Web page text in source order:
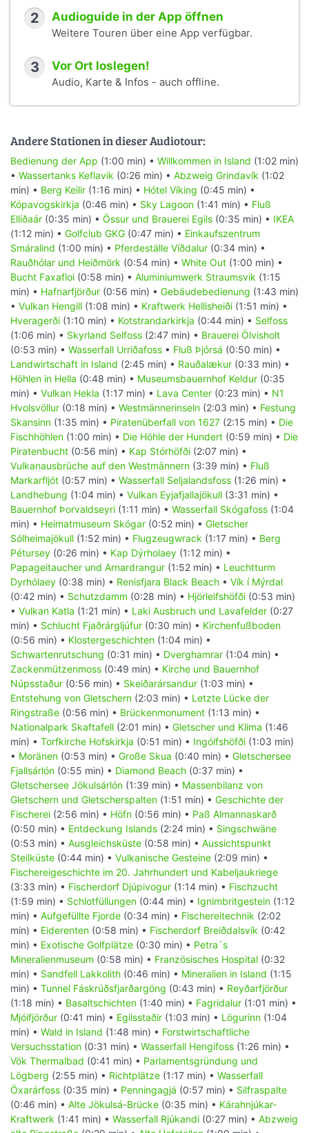
2 Audioguide in der App öffnen
Weitere Touren über eine App verfügbar.
3 Vor Ort loslegen!
Audio, Karte & Infos - auch offline.
Andere Stationen in dieser Audiotour:
Bedienung der App (1:00 min) • Willkommen in Island (1:02 min)
• Wassertanks Keflavik (0:26 min) • Abzweig Grindavík (1:02
min) • Berg Keilir (1:16 min) • Hótel Víking (0:45 min) •
Kópavogskirkja (0:46 min) • Sky Lagoon (1:41 min) • Fluß
Elliðaár (0:35 min) • Össur und Brauerei Egils (0:35 min) • IKEA
(1:12 min) • Golfclub GKG (0:47 min) • Einkaufszentrum
Smáralind (1:00 min) • Pferdeställe Víðdalur (0:34 min) •
Rauðhólar und Heiðmörk (0:54 min) • White Out (1:00 min) •
Bucht Faxafloi (0:58 min) • Aluminiumwerk Straumsvik (1:15
min) • Hafnarfjörður (0:56 min) • Gebäudebedienung (1:43 min)
• Vulkan Hengill (1:08 min) • Kraftwerk Hellisheiði (1:51 min) •
Hveragerði (1:10 min) • Kotstrandarkirkja (0:44 min) • Selfoss
(1:06 min) • Skyrland Selfoss (2:47 min) • Brauerei Ölvisholt
(0:53 min) • Wasserfall Urriðafoss • Fluß Þjórsá (0:50 min) •
Landwirtschaft in Island (2:45 min) • Rauðalækur (0:33 min) •
Höhlen in Hella (0:48 min) • Museumsbauernhof Keldur (0:35
min) • Vulkan Hekla (1:17 min) • Lava Center (0:23 min) • N1
Hvolsvöllur (0:18 min) • Westmännerinseln (2:03 min) • Festung
Skansinn (1:35 min) • Piratenüberfall von 1627 (2:15 min) • Die
Fischhöhlen (1:00 min) • Die Höhle der Hundert (0:59 min) • Die
Piratenbucht (0:56 min) • Kap Stórhöfði (2:07 min) •
Vulkanausbrüche auf den Westmännern (3:39 min) • Fluß
Markarfljót (0:57 min) • Wasserfall Seljalandsfoss (1:26 min) •
Landhebung (1:04 min) • Vulkan Eyjafjallajökull (3:31 min) •
Bauernhof Þorvaldseyri (1:11 min) • Wasserfall Skógafoss (1:04
min) • Heimatmuseum Skógar (0:52 min) • Gletscher
Sólheimajökull (1:52 min) • Flugzeugwrack (1:17 min) • Berg
Pétursey (0:26 min) • Kap Dýrholaey (1:12 min) •
Papageitaucher und Arnardrangur (1:52 min) • Leuchtturm
Dyrhólaey (0:38 min) • Renisfjara Black Beach • Vík í Mýrdal
(0:42 min) • Schutzdamm (0:28 min) • Hjörleifshöfði (0:53 min)
• Vulkan Katla (1:21 min) • Laki Ausbruch und Lavafelder (0:27
min) • Schlucht Fjaðrárgljúfur (0:30 min) • Kirchenfußboden
(0:56 min) • Klostergeschichten (1:04 min) •
Schwartenrutschung (0:31 min) • Dverghamrar (1:04 min) •
Zackenmützenmoss (0:49 min) • Kirche und Bauernhof
Núpsstaður (0:56 min) • Skeiðarársandur (1:03 min) •
Entstehung von Gletschern (2:03 min) • Letzte Lücke der
Ringstraße (0:56 min) • Brückenmonument (1:13 min) •
Nationalpark Skaftafell (2:01 min) • Gletscher und Klima (1:46
min) • Torfkirche Hofskirkja (0:51 min) • Ingólfshöfði (1:03 min)
• Moränen (0:53 min) • Große Skua (0:40 min) • Gletschersee
Fjallsárlón (0:55 min) • Diamond Beach (0:37 min) •
Gletschersee Jökulsárlón (1:39 min) • Massenbilanz von
Gletschern und Gletscherspalten (1:51 min) • Geschichte der
Fischerei (2:56 min) • Höfn (0:56 min) • Paß Almannaskarð
(0:50 min) • Entdeckung Islands (2:24 min) • Singschwäne
(0:53 min) • Ausgleichsküste (0:58 min) • Aussichtspunkt
Steilküste (0:44 min) • Vulkanische Gesteine (2:09 min) •
Fischereigeschichte im 20. Jahrhundert und Kabeljaukriege
(3:33 min) • Fischerdorf Djúpivogur (1:14 min) • Fischzucht
(1:59 min) • Schlotfüllungen (0:44 min) • Ignimbritgestein (1:12
min) • Aufgefüllte Fjorde (0:34 min) • Fischereitechnik (2:02
min) • Eiderenten (0:58 min) • Fischerdorf Breiðdalsvík (0:42
min) • Exotische Golfplätze (0:30 min) • Petra´s
Mineralienmuseum (0:58 min) • Französisches Hospital (0:32
min) • Sandfell Lakkolith (0:46 min) • Mineralien in Island (1:15
min) • Tunnel Fáskrúðsfjarðargöng (0:43 min) • Reyðarfjörður
(1:18 min) • Basaltschichten (1:40 min) • Fagridalur (1:01 min) •
Mjóifjörður (0:41 min) • Egilsstaðir (1:03 min) • Lögurinn (1:04
min) • Wald in Island (1:48 min) • Forstwirtschaftliche
Versuchsstation (0:31 min) • Wasserfall Hengifoss (1:26 min) •
Vök Thermalbad (0:41 min) • Parlamentsgründung und
Lögberg (2:55 min) • Richtplätze (1:17 min) • Wasserfall
Öxarárfoss (0:35 min) • Penningagjá (0:57 min) • Silfraspalte
(0:46 min) • Alte Jökulsá-Brücke (0:35 min) • Kárahnjúkar-
Kraftwerk (1:41 min) • Wasserfall Rjúkandi (0:27 min) • Abzweig